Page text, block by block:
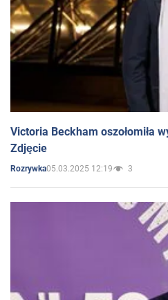
Victoria Beckham oszołomiła
Zdjęcie
Rozrywka05.03.2025 12:19 3